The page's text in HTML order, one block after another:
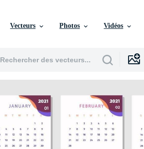
Vecteurs Photos Vidéos